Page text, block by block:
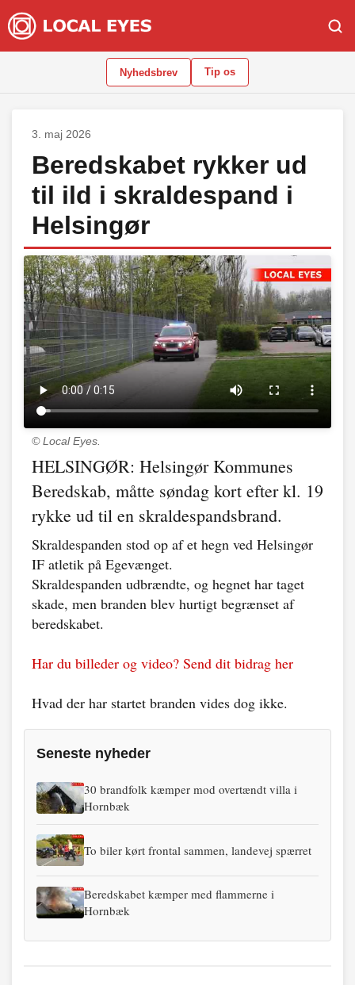
Nyhedsbrev Tip os
3. maj 2026
Beredskabet rykker ud
til ild i skraldespand i
Helsingør
© Local Eyes.
HELSINGØR: Helsingør Kommunes
Beredskab, måtte søndag kort efter kl. 19
rykke ud til en skraldespandsbrand.
Skraldespanden stod op af et hegn ved Helsingør
IF atletik på Egevænget.
Skraldespanden udbrændte, og hegnet har taget
skade, men branden blev hurtigt begrænset af
beredskabet.
Har du billeder og video? Send dit bidrag her
Hvad der har startet branden vides dog ikke.
Seneste nyheder
30 brandfolk kæmper mod overtændt villa i
Hornbæk
To biler kørt frontal sammen, landevej spærret
Beredskabet kæmper med flammerne i
Hornbæk